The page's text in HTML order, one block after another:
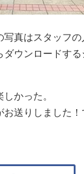
写真はスタッフ
ダウンロードす
かった。
送りしました！